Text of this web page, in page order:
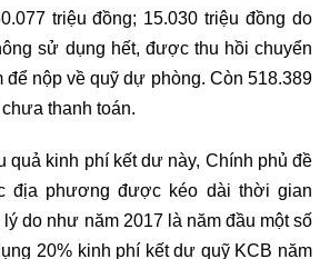
triệu đồng; 15.030 triệu đồng do
sử dụng hết, được thu hồi chuyển
để nộp về quỹ dự phòng. Còn 518.389
thanh toán.
quả kinh phí kết dư này, Chính phủ đề
địa phương được kéo dài thời gian
do như năm 2017 là năm đầu một số
20% kinh phí kết dư quỹ KCB năm